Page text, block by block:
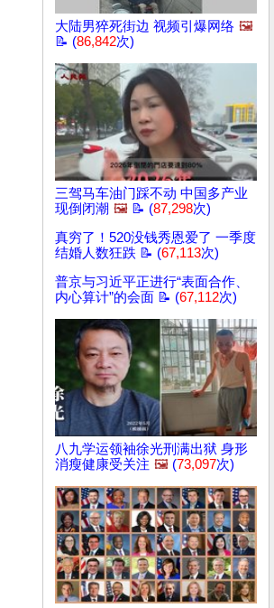
大陆男猝死街边 视频引爆网络 🖼️
📝 (86,842次)
三驾马车油门踩不动 中国多产业
现倒闭潮 🖼️ 📝 (87,298次)
真穷了！520没钱秀恩爱了 一季度
结婚人数狂跌 📝 (67,113次)
普京与习近平正进行“表面合作、
内心算计”的会面 📝 (67,112次)
八九学运领袖徐光刑满出狱 身形
消瘦健康受关注 🖼️ (73,097次)